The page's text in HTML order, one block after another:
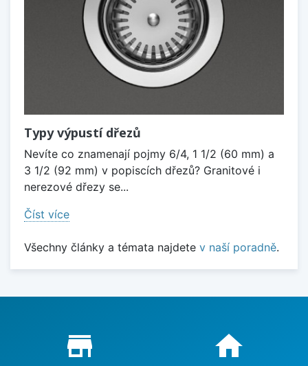
Typy výpustí dřezů
Nevíte co znamenají pojmy 6/4, 1 1/2 (60 mm) a
3 1/2 (92 mm) v popiscích dřezů? Granitové i
nerezové dřezy se...
Číst více
Všechny články a témata najdete v naší poradně.
Proč nakupovat u nás?
store_mall_directory home